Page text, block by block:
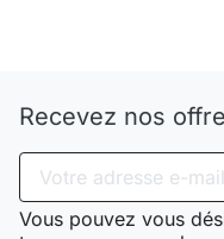
Recevez nos
Vous pouvez vous